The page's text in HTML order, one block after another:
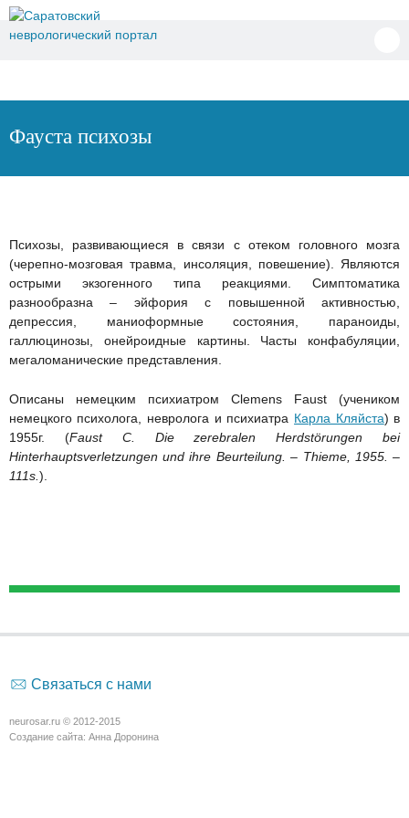
Фауста психозы
Психозы, развивающиеся в связи с отеком головного мозга
(черепно-мозговая травма, инсоляция, повешение). Являются
острыми экзогенного типа реакциями. Симптоматика
разнообразна – эйфория с повышенной активностью,
депрессия, маниоформные состояния, параноиды,
галлюцинозы, онейроидные картины. Часты конфабуляции,
мегаломанические представления.
Описаны немецким психиатром Clemens Faust (учеником
немецкого психолога, невролога и психиатра Карла Кляйста) в
1955г. (Faust C. Die zerebralen Herdstörungen bei
Hinterhauptsverletzungen und ihre Beurteilung. – Thieme, 1955. –
111s. ).
Связаться с нами
neurosar.ru © 2012-2015
Создание сайта: Анна Доронина